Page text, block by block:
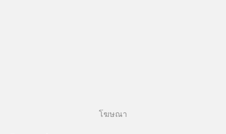
โฆษณา